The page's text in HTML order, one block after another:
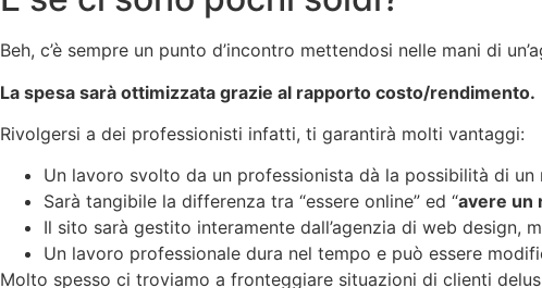
Beh, c’è sempre un punto d’incontro mettendosi nelle mani di
La spesa sarà ottimizzata grazie al rapporto costo/rendimento.
Rivolgersi a dei professionisti infatti, ti garantirà molti vantaggi:
Un lavoro svolto da un professionista dà la possibilità di
Sarà tangibile la differenza tra “essere online” ed “avere un
Il sito sarà gestito interamente dall’agenzia di web design,
Un lavoro professionale dura nel tempo e può essere
Molto spesso ci troviamo a fronteggiare situazioni di clienti